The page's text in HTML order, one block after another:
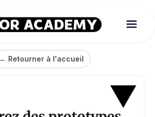
← Retourner à l'accueil